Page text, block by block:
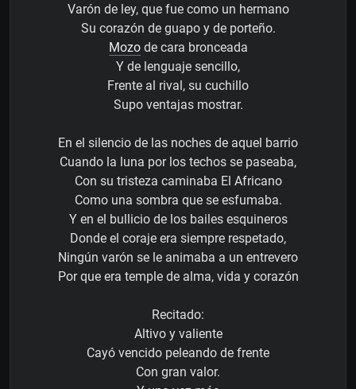
Varón de ley, que fue como un hermano
Su corazón de guapo y de porteño.
Mozode cara bronceada
Y de lenguaje sencillo,
Frente al rival, su cuchillo
Supo ventajas mostrar.
En el silencio de las noches de aquel barrio
Cuando la luna por los techos se paseaba,
Con su tristeza caminaba El Africano
Como una sombra que se esfumaba.
Y en el bullicio de los bailes esquineros
Donde el coraje era siempre respetado,
Ningún varón se le animaba a un entrevero
Por que era temple de alma, vida y corazón
Recitado:
Altivo y valiente
Cayó vencido peleando de frente
Con gran valor.